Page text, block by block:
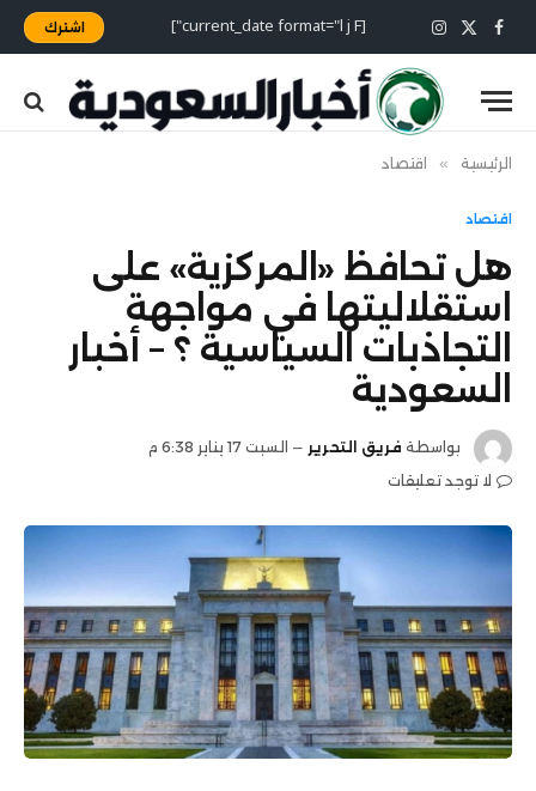
فيسبوك
X
(Twitter)
الانستغرام [current_date format="l j F"] اشترك
الرئيسية » اقتصاد
اقتصاد
هل تحافظ «المركزية» على
استقلاليتها في مواجهة
التجاذبات السياسية ؟ – أخبار
السعودية
بواسطة فريق التحرير
السبت 17 يناير 6:38 م
لا توجد تعليقات